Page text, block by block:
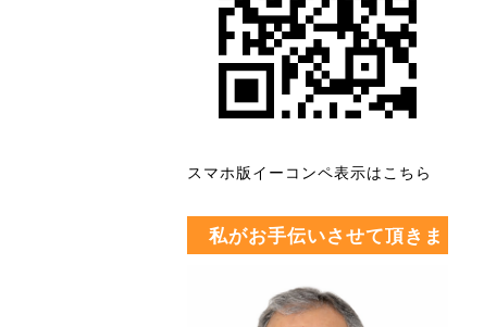
スマホ版イーコンペ表示はこちら
私がお手伝いさせて頂きま